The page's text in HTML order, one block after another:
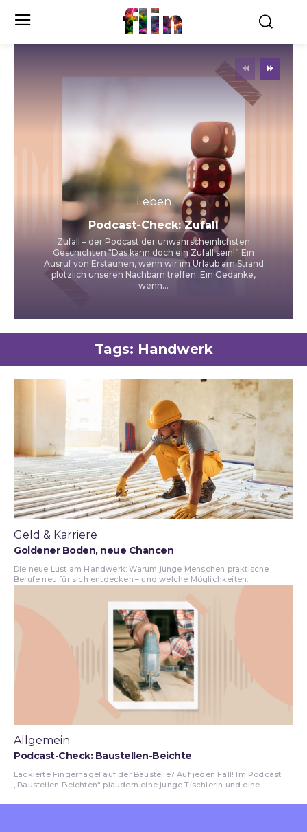
flin
Leben
Podcast-Check: Zufall
Zufall – der Podcast der unwahrscheinlichsten
Geschichten “Das kann doch ein Zufall sein!” Ein
Ausruf von Erstaunen, wenn wir im Urlaub am Strand
plötzlich unseren Nachbarn treffen. Ein Gedanke,
wenn...
Tags: Handwerk
Geld & Karriere
Goldener Boden, neue Chancen
Die neue Lust am Handwerk: Warum junge Menschen praktische
Berufe neu für sich entdecken – und welche Möglichkeiten...
Allgemein
Podcast-Check: Baustellen-Beichte
Lackierte Fingernägel auf der Baustelle? Auf jeden Fall! Im Podcast
„Baustellen-Beichten“ plaudern eine junge Tischlerin und eine...